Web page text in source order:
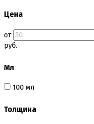
Цена
от
руб.
Мл
100 мл
Толщина